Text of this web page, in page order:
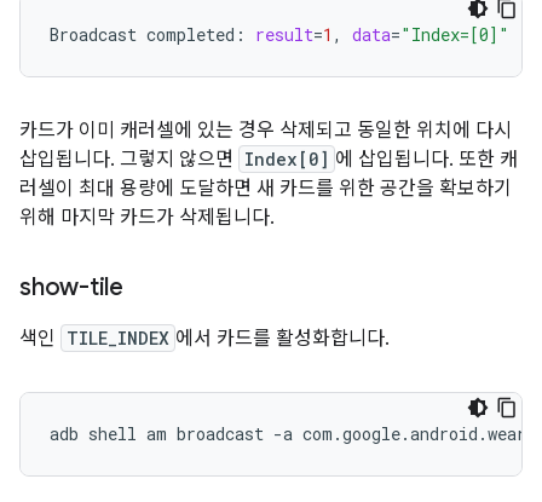
Broadcast completed: result=1 , data="Index=[0]"
카드가 이미 캐러셀에 있는 경우 삭제되고 동일한 위치에 다시
삽입됩니다. 그렇지 않으면
Index[0] 에 삽입됩니다. 또한 캐
러셀이 최대 용량에 도달하면 새 카드를 위한 공간을 확보하기
위해 마지막 카드가 삭제됩니다.
show-tile
색인 TILE_INDEX 에서 카드를 활성화합니다.
adb shell am broadcast -a